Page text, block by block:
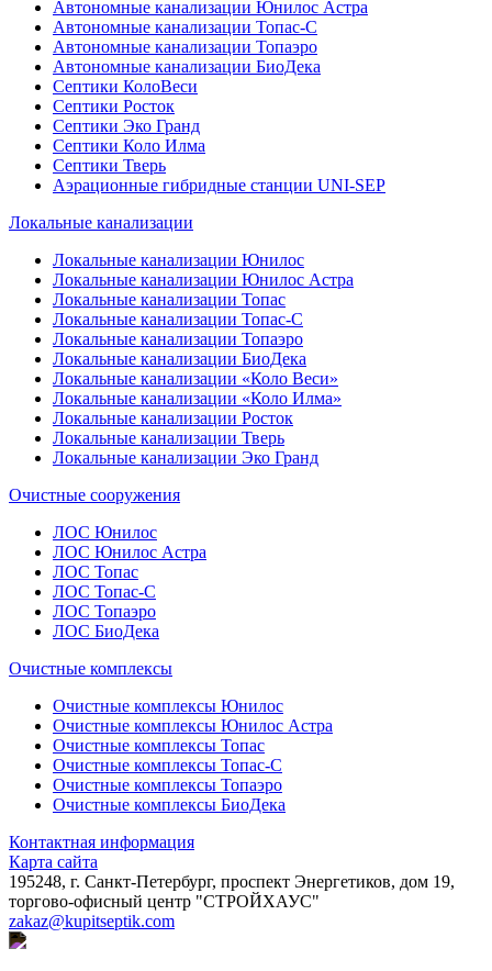
Автономные канализации Юнилос Астра
Автономные канализации Топас-С
Автономные канализации Топаэро
Автономные канализации БиоДека
Септики КолоВеси
Септики Росток
Септики Эко Гранд
Септики Коло Илма
Септики Тверь
Аэрационные гибридные станции UNI-SEP
Локальные канализации
Локальные канализации Юнилос
Локальные канализации Юнилос Астра
Локальные канализации Топас
Локальные канализации Топас-С
Локальные канализации Топаэро
Локальные канализации БиоДека
Локальные канализации «Коло Веси»
Локальные канализации «Коло Илма»
Локальные канализации Росток
Локальные канализации Тверь
Локальные канализации Эко Гранд
Очистные сооружения
ЛОС Юнилос
ЛОС Юнилос Астра
ЛОС Топас
ЛОС Топас-С
ЛОС Топаэро
ЛОС БиоДека
Очистные комплексы
Очистные комплексы Юнилос
Очистные комплексы Юнилос Астра
Очистные комплексы Топас
Очистные комплексы Топас-С
Очистные комплексы Топаэро
Очистные комплексы БиоДека
Контактная информация
Карта сайта
195248, г. Санкт-Петербург, проспект Энергетиков, дом 19,
торгово-офисный центр "СТРОЙХАУС"
zakaz@kupitseptik.com